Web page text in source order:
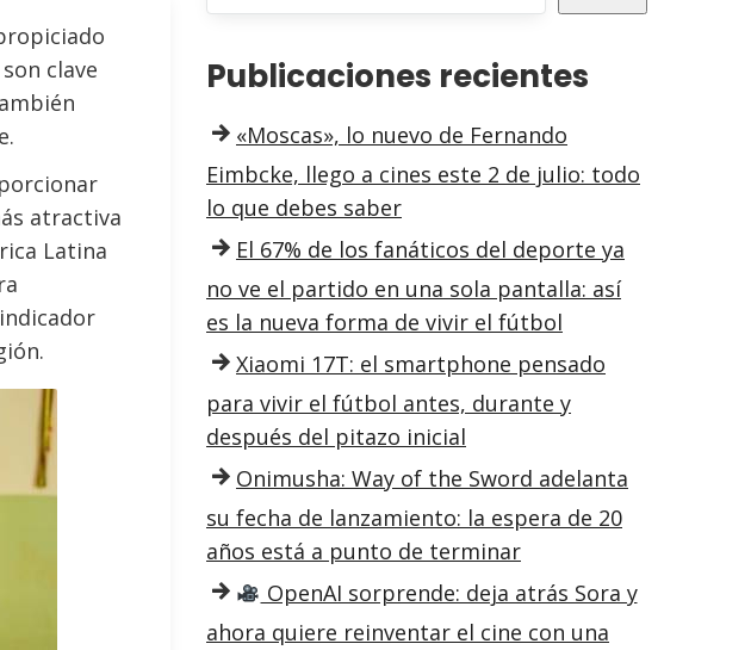
clave
atractiva
Latina
Publicaciones recientes
«Moscas», lo nuevo de Fernando
Eimbcke, llego a cines este 2 de julio: todo
lo que debes saber
El 67% de los fanáticos del deporte ya
no ve el partido en una sola pantalla: así
es la nueva forma de vivir el fútbol
Xiaomi 17T: el smartphone pensado
para vivir el fútbol antes, durante y
después del pitazo inicial
Onimusha: Way of the Sword adelanta
su fecha de lanzamiento: la espera de 20
años está a punto de terminar
OpenAI sorprende: deja atrás Sora y
ahora quiere reinventar el cine con una